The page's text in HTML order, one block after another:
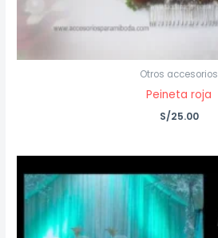
Otros accesorios
Peineta roja
S/25.00